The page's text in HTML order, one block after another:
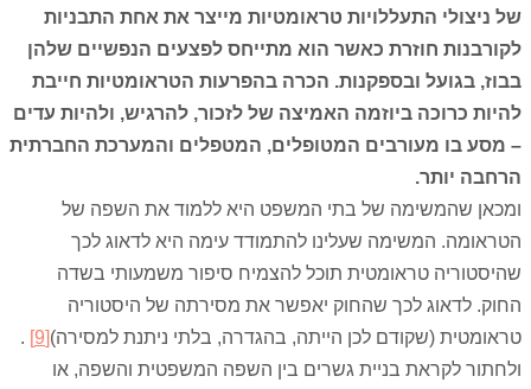
של ניצולי התעללויות טראומטיות מייצר את אחת התבניות
לקורבנות חוזרת כאשר הוא מתייחס לפצעים הנפשיים שלהן
בבוז, בגועל ובספקנות. הכרה בהפרעות הטראומטיות חייבת
להיות כרוכה ביוזמה האמיצה של לזכור, להרגיש, ולהיות עדים
– מסע בו מעורבים המטופלים, המטפלים והמערכת החברתית
הרחבה יותר.
ומכאן שהמשימה של בתי המשפט היא ללמוד את השפה של
הטראומה. המשימה שעלינו להתמודד עימה היא לדאוג לכך
שהיסטוריה טראומטית תוכל להצמיח סיפור משמעותי בשדה
החוק. לדאוג לכך שהחוק יאפשר את מסירתה של היסטוריה
טראומטית (שקודם לכן הייתה, בהגדרה, בלתי ניתנת למסירה)[9]
.
ולחתור לקראת בניית גשרים בין השפה המשפטית והשפה, או